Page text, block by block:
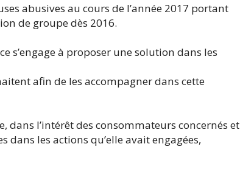
abusives au cours de l’année 2017 portant
de groupe dès 2016.
s’engage à proposer une solution dans les
afin de les accompagner dans cette
dans l’intérêt des consommateurs concernés et
les actions qu’elle avait engagées,